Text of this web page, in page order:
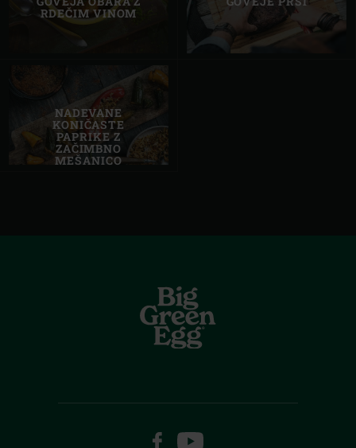
RDEČIM VINOM
NADEVANE
KONIČASTE
PAPRIKE Z
ZAČIMBNO
MEŠANICO
FACEBOOKYOUTUBE